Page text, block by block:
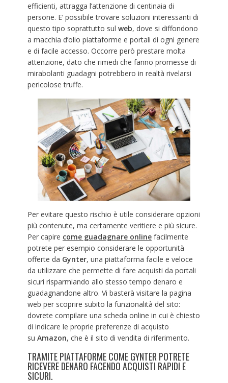
efficienti, attragga l’attenzione di centinaia di
persone. E’ possibile trovare soluzioni interessanti di
questo tipo soprattutto sul web, dove si diffondono
a macchia d’olio piattaforme e portali di ogni genere
e di facile accesso. Occorre però prestare molta
attenzione, dato che rimedi che fanno promesse di
mirabolanti guadagni potrebbero in realtà rivelarsi
pericolose truffe.
Per evitare questo rischio è utile considerare opzioni
più contenute, ma certamente veritiere e più sicure.
Per capire come guadagnare onlinefacilmente
potrete per esempio considerare le opportunità
offerte da Gynter, una piattaforma facile e veloce
da utilizzare che permette di fare acquisti da portali
sicuri risparmiando allo stesso tempo denaro e
guadagnandone altro. Vi basterà visitare la pagina
web per scoprire subito la funzionalità del sito:
dovrete compilare una scheda online in cui è chiesto
di indicare le proprie preferenze di acquisto
su Amazon, che è il sito di vendita di riferimento.
TRAMITE PIATTAFORME COME GYNTER POTRETE
RICEVERE DENARO FACENDO ACQUISTI RAPIDI E
SICURI.